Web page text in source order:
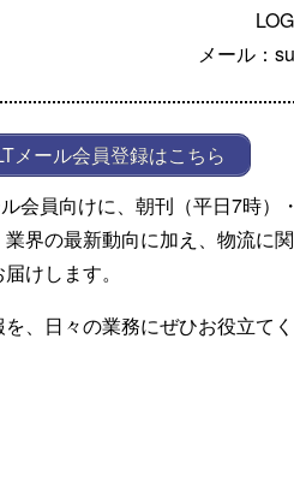
メール：
メール会員登録はこちら
会員向けに、朝刊（平日7時）
界の最新動向に加え、物流に
けします。
、日々の業務にぜひお役立てく